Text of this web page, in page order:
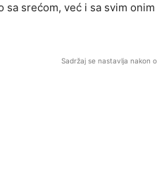
sa srećom, već i sa svim
Sadržaj se nastavlja nakon